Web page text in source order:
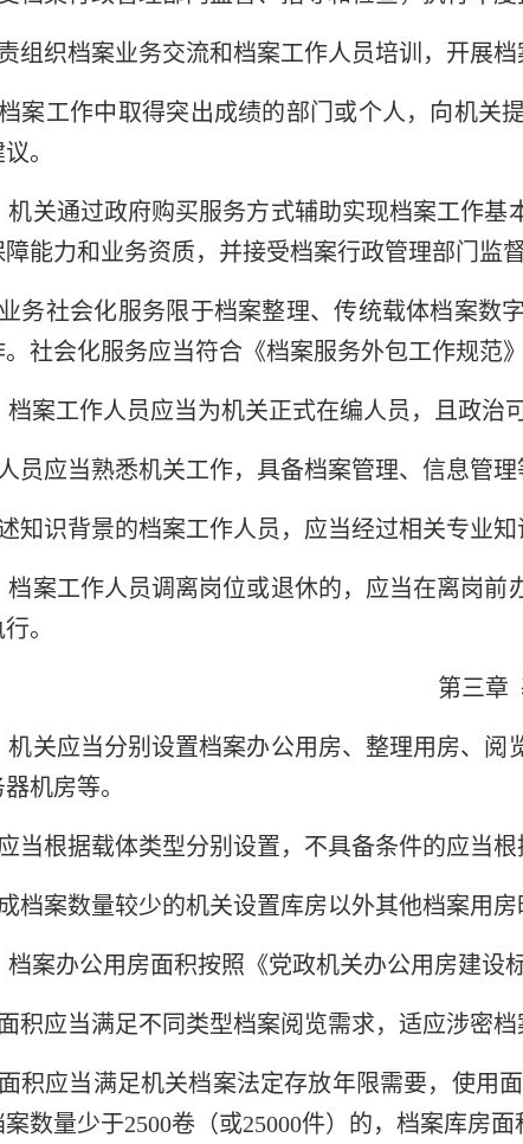
责组织档案业务交流和档案工作人员培训，开展档
档案工作中取得突出成绩的部门或个人，向机
。
关通过政府购买服务方式辅助实现档案工作
能力和业务资质，并接受档案行政管理部门监
务社会化服务限于档案整理、传统载体档案数
社会化服务应当符合《档案服务外包工作规范
案工作人员应当为机关正式在编人员，且政治
员应当熟悉机关工作，具备档案管理、信息管
知识背景的档案工作人员，应当经过相关专业知
案工作人员调离岗位或退休的，应当在离岗
。
第三章
关应当分别设置档案办公用房、整理用房、
机房等。
当根据载体类型分别设置，不具备条件的应当根
档案数量较少的机关设置库房以外其他档案用
案办公用房面积按照《党政机关办公用房建设
积应当满足不同类型档案阅览需求，适应涉密档
积应当满足机关档案法定存放年限需要，使用
数量少于2500卷（或25000件）的，档案库房面